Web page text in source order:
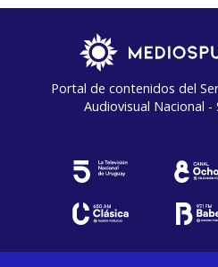
Portal de contenidos del
Audiovisual Nacional -